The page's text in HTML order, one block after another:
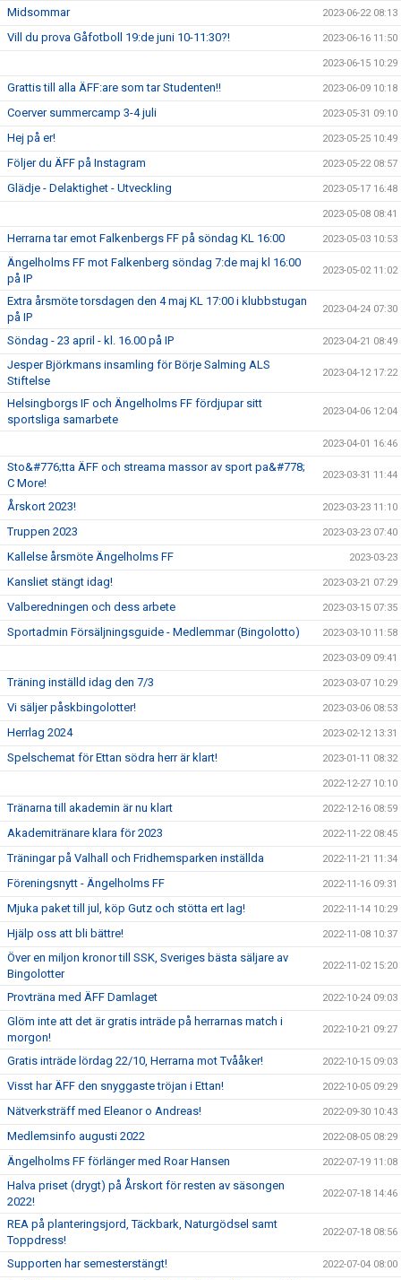
Midsommar 2023-06-22 08:13
Vill du prova Gåfotboll 19:de juni 10-11:30?! 2023-06-16 11:50
2023-06-15 10:29
Grattis till alla ÄFF:are som tar Studenten!! 2023-06-09 10:18
Coerver summercamp 3-4 juli 2023-05-31 09:10
Hej på er! 2023-05-25 10:49
Följer du ÄFF på Instagram 2023-05-22 08:57
Glädje - Delaktighet - Utveckling 2023-05-17 16:48
2023-05-08 08:41
Herrarna tar emot Falkenbergs FF på söndag KL 16:00 2023-05-03 10:53
Ängelholms FF mot Falkenberg söndag 7:de maj kl 16:00
på IP
2023-05-02 11:02
Extra årsmöte torsdagen den 4 maj KL 17:00 i klubbstugan
på IP
2023-04-24 07:30
Söndag - 23 april - kl. 16.00 på IP 2023-04-21 08:49
Jesper Björkmans insamling för Börje Salming ALS
Stiftelse
2023-04-12 17:22
Helsingborgs IF och Ängelholms FF fördjupar sitt
sportsliga samarbete
2023-04-06 12:04
2023-04-01 16:46
Sto&#776;tta ÄFF och streama massor av sport pa&#778;
C More!
2023-03-31 11:44
Årskort 2023! 2023-03-23 11:10
Truppen 2023 2023-03-23 07:40
Kallelse årsmöte Ängelholms FF 2023-03-23
Kansliet stängt idag! 2023-03-21 07:29
Valberedningen och dess arbete 2023-03-15 07:35
Sportadmin Försäljningsguide - Medlemmar (Bingolotto) 2023-03-10 11:58
2023-03-09 09:41
Träning inställd idag den 7/3 2023-03-07 10:29
Vi säljer påskbingolotter! 2023-03-06 08:53
Herrlag 2024 2023-02-12 13:31
Spelschemat för Ettan södra herr är klart! 2023-01-11 08:32
2022-12-27 10:10
Tränarna till akademin är nu klart 2022-12-16 08:59
Akademitränare klara för 2023 2022-11-22 08:45
Träningar på Valhall och Fridhemsparken inställda 2022-11-21 11:34
Föreningsnytt - Ängelholms FF 2022-11-16 09:31
Mjuka paket till jul, köp Gutz och stötta ert lag! 2022-11-14 10:29
Hjälp oss att bli bättre! 2022-11-08 10:37
Över en miljon kronor till SSK, Sveriges bästa säljare av
Bingolotter
2022-11-02 15:20
Provträna med ÄFF Damlaget 2022-10-24 09:03
Glöm inte att det är gratis inträde på herrarnas match i
morgon!
2022-10-21 09:27
Gratis inträde lördag 22/10, Herrarna mot Tvååker! 2022-10-15 09:03
Visst har ÄFF den snyggaste tröjan i Ettan! 2022-10-05 09:29
Nätverksträff med Eleanor o Andreas! 2022-09-30 10:43
Medlemsinfo augusti 2022 2022-08-05 08:29
Ängelholms FF förlänger med Roar Hansen 2022-07-19 11:08
Halva priset (drygt) på Årskort för resten av säsongen
2022!
2022-07-18 14:46
REA på planteringsjord, Täckbark, Naturgödsel samt
Toppdress!
2022-07-18 08:56
Supporten har semesterstängt! 2022-07-04 08:00